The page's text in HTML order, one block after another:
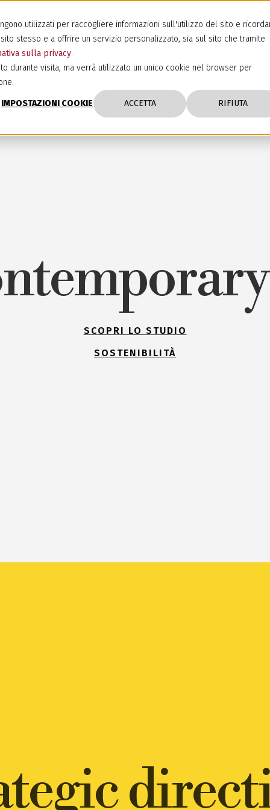
utilizzati per raccogliere informazioni sull'utilizzo del sito e
stesso e a offrire un servizio personalizzato, sia sul sito che tramite
sulla privacy.
durante visita, ma verrà utilizzato un unico cookie nel browser per
IMPOSTAZIONI COOKIE ACCETTA RIFIUTA
SCOPRI LO STUDIO
SOSTENIBILITÀ